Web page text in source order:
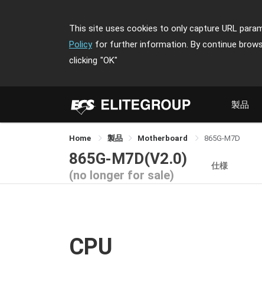
This site uses cookies to only capture URL
Policy for further information. By continue
clicking "OK"
製品
Home 製品 Motherboard 865G-M7D
865G-M7D(V2.0)
(no longer for sale)
仕様
CPU